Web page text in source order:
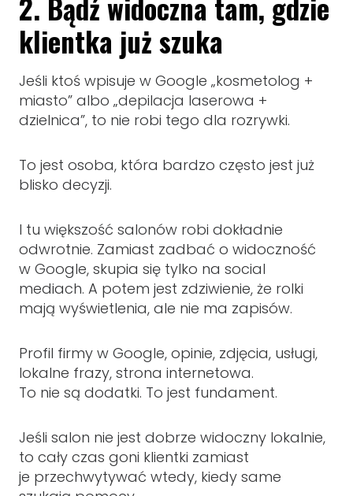
klientka już szuka
Jeśli ktoś wpisuje w Google „kosmetolog +
miasto” albo „depilacja laserowa +
dzielnica”, to nie robi tego dla rozrywki.
To jest osoba, która bardzo często jest już
blisko decyzji.
I tu większość salonów robi dokładnie
odwrotnie. Zamiast zadbać o widoczność
w Google, skupia się tylko na social
mediach. A potem jest zdziwienie, że rolki
mają wyświetlenia, ale nie ma zapisów.
Profil firmy w Google, opinie, zdjęcia, usługi,
lokalne frazy, strona internetowa.
To nie są dodatki. To jest fundament.
Jeśli salon nie jest dobrze widoczny lokalnie,
to cały czas goni klientki zamiast
je przechwytywać wtedy, kiedy same